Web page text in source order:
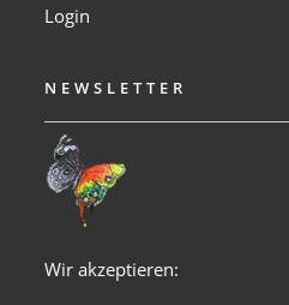
Login
NEWSLETTER
Wir akzeptieren: